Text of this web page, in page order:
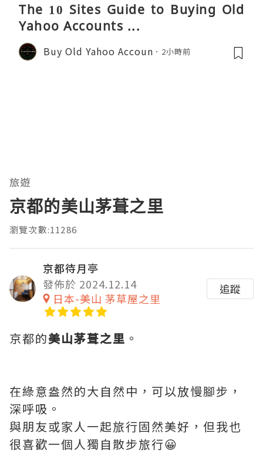
The 10 Sites Guide to Buying Old
Yahoo Accounts ...
Buy Old Yahoo Accoun 2小時前
旅遊
京都的美山茅葺之里
瀏覽次數:11286
京都待月亭
發佈於 2024.12.14
日本-美山 茅草屋之里
追蹤
京都的美山茅葺之里 。
在綠意盎然的大自然中，可以放慢腳步，
深呼吸。
與朋友或家人一起旅行固然美好，但我也
很喜歡一個人獨自散步旅行😀